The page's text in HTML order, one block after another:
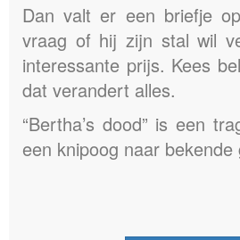
Dan valt er een briefje
vraag of hij zijn stal wil
interessante prijs. Kees
dat verandert alles.
“Bertha’s dood” is een
een knipoog naar bekende